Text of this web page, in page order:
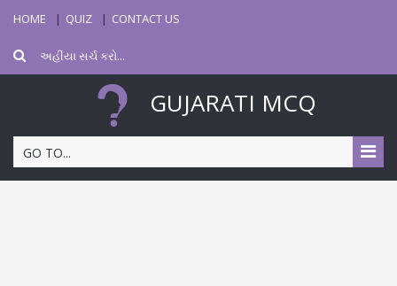
HOME QUIZ CONTACT US
GUJARATI MCQ
GO TO...